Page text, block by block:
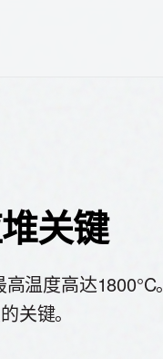
关键
温度高达1800°C。
关键。